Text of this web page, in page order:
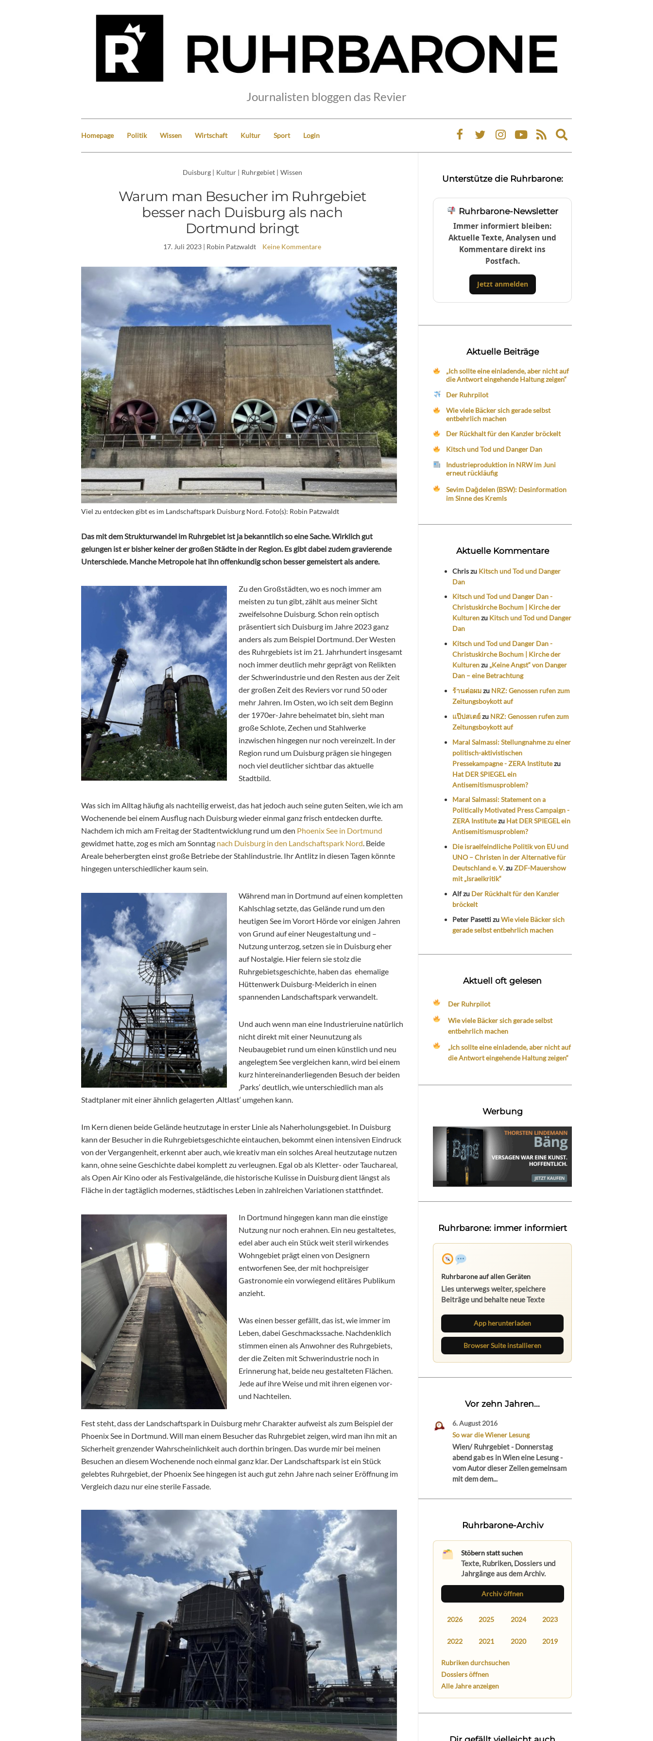
Journalisten bloggen das Revier
Homepage Politik Wissen Wirtschaft Kultur Sport Login
Expand
search
Duisburg | Kultur | Ruhrgebiet | Wissen
Warum man Besucher im Ruhrgebiet
besser nach Duisburg als nach
Dortmund bringt
17. Juli 2023 | Robin Patzwaldt Keine Kommentare
Viel zu entdecken gibt es im Landschaftspark Duisburg Nord. Foto(s): Robin Patzwaldt
Das mit dem Strukturwandel im Ruhrgebiet ist ja bekanntlich so eine Sache. Wirklich gut
gelungen ist er bisher keiner der großen Städte in der Region. Es gibt dabei zudem gravierende
Unterschiede. Manche Metropole hat ihn offenkundig schon besser gemeistert als andere.
Zu den Großstädten, wo es noch immer am
meisten zu tun gibt, zählt aus meiner Sicht
zweifelsohne Duisburg. Schon rein optisch
präsentiert sich Duisburg im Jahre 2023 ganz
anders als zum Beispiel Dortmund. Der Westen
des Ruhrgebiets ist im 21. Jahrhundert insgesamt
noch immer deutlich mehr geprägt von Relikten
der Schwerindustrie und den Resten aus der Zeit
der großen Zeit des Reviers vor rund 50 oder
mehr Jahren. Im Osten, wo ich seit dem Beginn
der 1970er-Jahre beheimatet bin, sieht man
große Schlote, Zechen und Stahlwerke
inzwischen hingegen nur noch vereinzelt. In der
Region rund um Duisburg prägen sie hingegen
noch viel deutlicher sichtbar das aktuelle
Stadtbild.
Was sich im Alltag häufig als nachteilig erweist, das hat jedoch auch seine guten Seiten, wie ich am
Wochenende bei einem Ausflug nach Duisburg wieder einmal ganz frisch entdecken durfte.
Nachdem ich mich am Freitag der Stadtentwicklung rund um den Phoenix See in Dortmund
gewidmet hatte, zog es mich am Sonntag nach Duisburg in den Landschaftspark Nord. Beide
Areale beherbergten einst große Betriebe der Stahlindustrie. Ihr Antlitz in diesen Tagen könnte
hingegen unterschiedlicher kaum sein.
Während man in Dortmund auf einen kompletten
Kahlschlag setzte, das Gelände rund um den
heutigen See im Vorort Hörde vor einigen Jahren
von Grund auf einer Neugestaltung und –
Nutzung unterzog, setzen sie in Duisburg eher
auf Nostalgie. Hier feiern sie stolz die
Ruhrgebietsgeschichte, haben das ehemalige
Hüttenwerk Duisburg-Meiderich in einen
spannenden Landschaftspark verwandelt.
Und auch wenn man eine Industrieruine natürlich
nicht direkt mit einer Neunutzung als
Neubaugebiet rund um einen künstlich und neu
angelegtem See vergleichen kann, wird bei einem
kurz hintereinanderliegenden Besuch der beiden
‚Parks‘ deutlich, wie unterschiedlich man als
Stadtplaner mit einer ähnlich gelagerten ‚Altlast‘ umgehen kann.
Im Kern dienen beide Gelände heutzutage in erster Linie als Naherholungsgebiet. In Duisburg
kann der Besucher in die Ruhrgebietsgeschichte eintauchen, bekommt einen intensiven Eindruck
von der Vergangenheit, erkennt aber auch, wie kreativ man ein solches Areal heutzutage nutzen
kann, ohne seine Geschichte dabei komplett zu verleugnen. Egal ob als Kletter- oder Tauchareal,
als Open Air Kino oder als Festivalgelände, die historische Kulisse in Duisburg dient längst als
Fläche in der tagtäglich modernes, städtisches Leben in zahlreichen Variationen stattfindet.
In Dortmund hingegen kann man die einstige
Nutzung nur noch erahnen. Ein neu gestaltetes,
edel aber auch ein Stück weit steril wirkendes
Wohngebiet prägt einen von Designern
entworfenen See, der mit hochpreisiger
Gastronomie ein vorwiegend elitäres Publikum
anzieht.
Was einen besser gefällt, das ist, wie immer im
Leben, dabei Geschmackssache. Nachdenklich
stimmen einen als Anwohner des Ruhrgebiets,
der die Zeiten mit Schwerindustrie noch in
Erinnerung hat, beide neu gestalteten Flächen.
Jede auf ihre Weise und mit ihren eigenen vor-
und Nachteilen.
Fest steht, dass der Landschaftspark in Duisburg mehr Charakter aufweist als zum Beispiel der
Phoenix See in Dortmund. Will man einem Besucher das Ruhrgebiet zeigen, wird man ihn mit an
Sicherheit grenzender Wahrscheinlichkeit auch dorthin bringen. Das wurde mir bei meinen
Besuchen an diesem Wochenende noch einmal ganz klar. Der Landschaftspark ist ein Stück
gelebtes Ruhrgebiet, der Phoenix See hingegen ist auch gut zehn Jahre nach seiner Eröffnung im
Vergleich dazu nur eine sterile Fassade.
Unterstütze die Ruhrbarone:
Ruhrbarone-Newsletter
Immer informiert bleiben:
Aktuelle Texte, Analysen und
Kommentare direkt ins
Postfach.
Jetzt anmelden
Aktuelle Beiträge
„Ich sollte eine einladende, aber nicht auf
die Antwort eingehende Haltung zeigen“
Der Ruhrpilot
Wie viele Bäcker sich gerade selbst
entbehrlich machen
Der Rückhalt für den Kanzler bröckelt
Kitsch und Tod und Danger Dan
Industrieproduktion in NRW im Juni
erneut rückläufig
Sevim Dağdelen (BSW): Desinformation
im Sinne des Kremls
Aktuelle Kommentare
Chriszu Kitsch und Tod und Danger
Dan
Kitsch und Tod und Danger Dan -
Christuskirche Bochum | Kirche der
Kulturenzu Kitsch und Tod und Danger
Dan
Kitsch und Tod und Danger Dan -
Christuskirche Bochum | Kirche der
Kulturenzu „Keine Angst“ von Danger
Dan – eine Betrachtung
ร้านต่อผมzu NRZ: Genossen rufen zum
Zeitungsboykott auf
แป๊ปสเตย์zu NRZ: Genossen rufen zum
Zeitungsboykott auf
Maral Salmassi: Stellungnahme zu einer
politisch-aktivistischen
Pressekampagne - ZERA Institutezu
Hat DER SPIEGEL ein
Antisemitismusproblem?
Maral Salmassi: Statement on a
Politically Motivated Press Campaign -
ZERA Institutezu Hat DER SPIEGEL ein
Antisemitismusproblem?
Die israelfeindliche Politik von EU und
UNO – Christen in der Alternative für
Deutschland e. V.zuZDF-Mauershow
mit „Israelkritik“
Alfzu Der Rückhalt für den Kanzler
bröckelt
Peter PasettizuWie viele Bäcker sich
gerade selbst entbehrlich machen
Aktuell oft gelesen
Der Ruhrpilot
Wie viele Bäcker sich gerade selbst
entbehrlich machen
„Ich sollte eine einladende, aber nicht auf
die Antwort eingehende Haltung zeigen“
Werbung
Ruhrbarone: immer informiert
Ruhrbarone auf allen Geräten
Lies unterwegs weiter, speichere
Beiträge und behalte neue Texte
App herunterladen
Browser Suite installieren
Vor zehn Jahren...
6. August 2016
So war die Wiener Lesung
Wien/ Ruhrgebiet - Donnerstag
abend gab es in Wien eine Lesung -
vom Autor dieser Zeilen gemeinsam
mit dem dem...
Ruhrbarone-Archiv
Stöbern statt suchen
Texte, Rubriken, Dossiers und
Jahrgänge aus dem Archiv.
Archiv öffnen
2026 2025 2024 2023
2022 2021 2020 2019
Rubriken durchsuchen
Dossiers öffnen
Alle Jahre anzeigen